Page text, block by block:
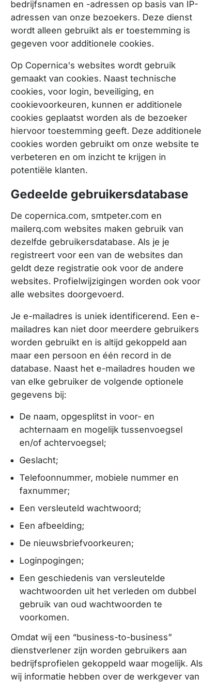
bedrijfsnamen en -adressen op basis van IP-
adressen van onze bezoekers. Deze dienst
wordt alleen gebruikt als er toestemming is
gegeven voor additionele cookies.
Op Copernica's websites wordt gebruik
gemaakt van cookies. Naast technische
cookies, voor login, beveiliging, en
cookievoorkeuren, kunnen er additionele
cookies geplaatst worden als de bezoeker
hiervoor toestemming geeft. Deze additionele
cookies worden gebruikt om onze website te
verbeteren en om inzicht te krijgen in
potentiële klanten.
Gedeelde gebruikersdatabase
De copernica.com, smtpeter.com en
mailerq.com websites maken gebruik van
dezelfde gebruikersdatabase. Als je je
registreert voor een van de websites dan
geldt deze registratie ook voor de andere
websites. Profielwijzigingen worden ook voor
alle websites doorgevoerd.
Je e-mailadres is uniek identificerend. Een e-
mailadres kan niet door meerdere gebruikers
worden gebruikt en is altijd gekoppeld aan
maar een persoon en één record in de
database. Naast het e-mailadres houden we
van elke gebruiker de volgende optionele
gegevens bij:
De naam, opgesplitst in voor- en
achternaam en mogelijk tussenvoegsel
en/of achtervoegsel;
Geslacht;
Telefoonnummer, mobiele nummer en
faxnummer;
Een versleuteld wachtwoord;
Een afbeelding;
De nieuwsbriefvoorkeuren;
Loginpogingen;
Een geschiedenis van versleutelde
wachtwoorden uit het verleden om dubbel
gebruik van oud wachtwoorden te
voorkomen.
Omdat wij een “business-to-business”
dienstverlener zijn worden gebruikers aan
bedrijfsprofielen gekoppeld waar mogelijk. Als
wij informatie hebben over de werkgever van